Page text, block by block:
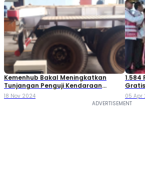
Kemenhub Bakal Meningkatkan
Tunjangan Penguji Kendaraan
Bermotor, Biar Lebih Tegas!
18 Nov 2024
1.584
05 Apr